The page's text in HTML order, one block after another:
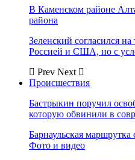
В Каменском районе
района
Зеленский согласился
Россией и США, но с
Prev Next
Происшествия
Бастрыкин поручил
которую обвинили в
Барнаульская маршрутка
Фото и видео